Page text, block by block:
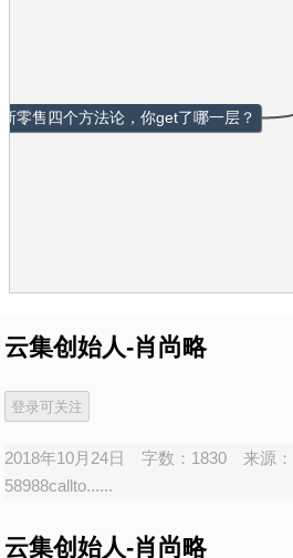
新零售四个方法论，你get了哪一层？
云集创始人-肖尚略
2018年10月24日 字数：1830 来源：
58988callto......
云集创始人-肖尚略